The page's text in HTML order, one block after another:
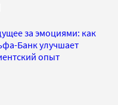
за эмоциями: как
Банк улучшает
опыт